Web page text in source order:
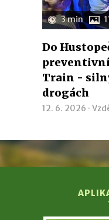
3 min
Do
Train -
drogách
12. 6. 2026 ·